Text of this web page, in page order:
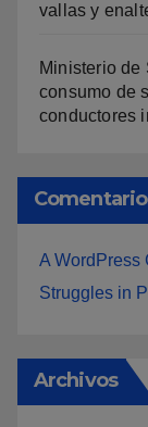
vallas y
Ministerio de
consumo de
conductores
A WordPress
Struggles in
Archivos